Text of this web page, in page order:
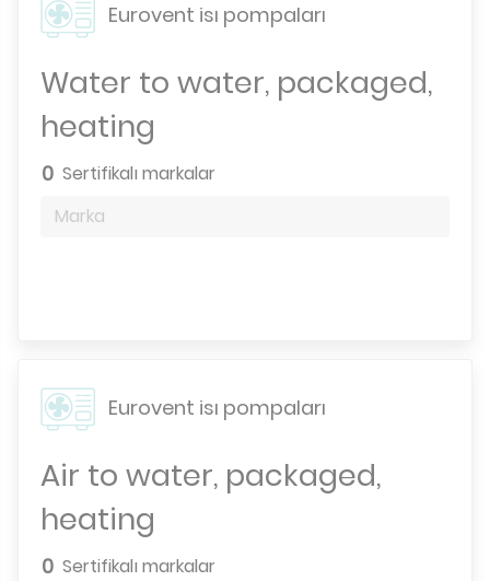
Eurovent isı pompaları
Water to water, packaged,
heating
0 Sertifikalı markalar
Marka
Eurovent isı pompaları
Air to water, packaged,
heating
0 Sertifikalı markalar